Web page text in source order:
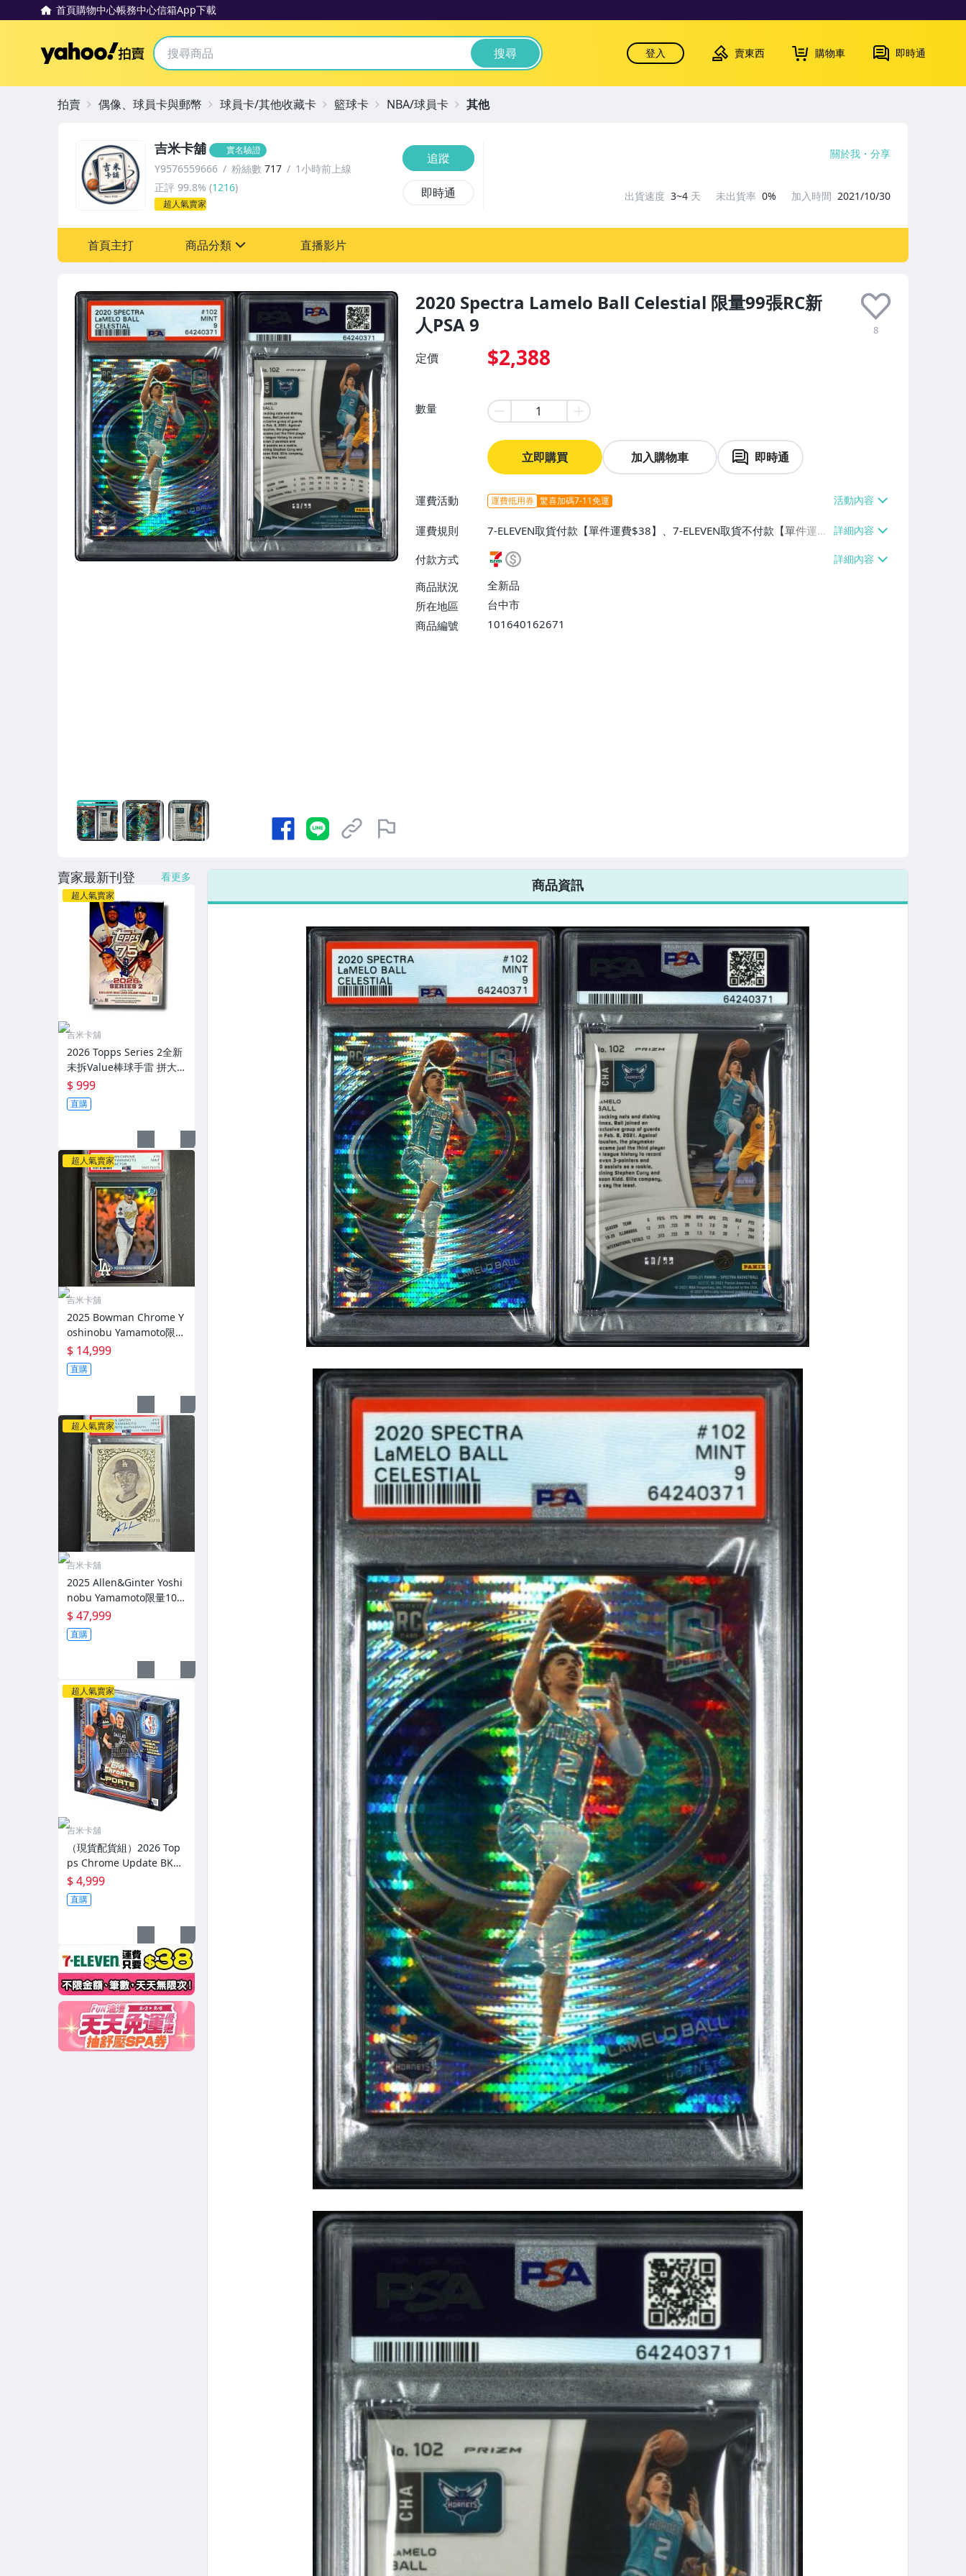
首頁購物中心帳務中心信箱App下載
Yahoo拍賣 搜尋 登入 賣東西 購物車 即時通
2020 Spectra Lamelo Ball Celestial 限量99張RC新
人PSA 9
8
定價 $2,388
數量
立即購買 加入購物車 即時通
運費活動 運費抵用券 驚喜加碼7-11免運
運費規則
7-ELEVEN取貨付款【單件運費$38】、7-ELEVEN取貨不付款【單件運費
$38】、面交/自取/不寄送【免運費】
付款方式
商品狀況
全新品
所在地區
台中市
商品編號
101640162671
吉米卡舖 實名驗證
Y9576559666 粉絲數 717
1小時前上線
正評 99.8% (1216)
超人氣賣家
追蹤
即時通
關於我 分享
出貨速度 3~4 天 未出貨率 0% 加入時間 2021/10/30
首頁主打 商品分類 直播影片
拍賣 偶像、球員卡與郵幣 球員卡/其他收藏卡 籃球卡 NBA/球員卡 其他
商品資訊
賣家最新刊登 看更多
超人氣賣家
吉米卡舖
2026 Topps Series 2全新
未拆Value棒球手雷 拼大
谷簽 單盒
$ 999
直購
超人氣賣家
吉米卡舖
2025 Bowman Chrome Y
oshinobu Yamamoto限量
10張正黑亮PSA 9 山本由
伸 道奇
$ 14,999
直購
超人氣賣家
吉米卡舖
2025 Allen&Ginter Yoshi
nobu Yamamoto限量10
張復古畫布卡面簽PSA 9 P
OP1山本由伸 道奇
$ 47,999
直購
超人氣賣家
吉米卡舖
（現貨配貨組）2026 Top
ps Chrome Update BKT
籃球Mega有封膜 全新未
拆 配2026 Series 2棒球手
雷 各一盒 一組
$ 4,999
直購